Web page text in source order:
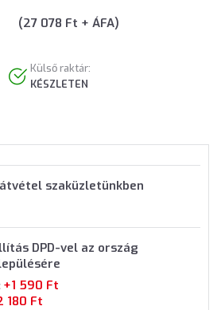
(27 078 Ft + ÁFA)
Külső raktár:
KÉSZLETEN
szaküzletünkben
DPD-vel az ország
+1 590 Ft
180 Ft